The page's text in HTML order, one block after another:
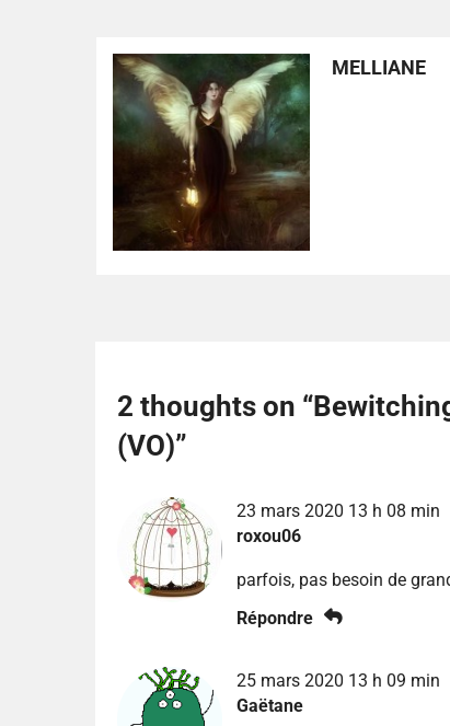
MELLIANE
2 thoughts on “
(VO)”
23 mars 2020 13 h 08 min
roxou06
parfois, pas besoin de
Répondre
25 mars 2020 13 h 09 min
Gaëtane